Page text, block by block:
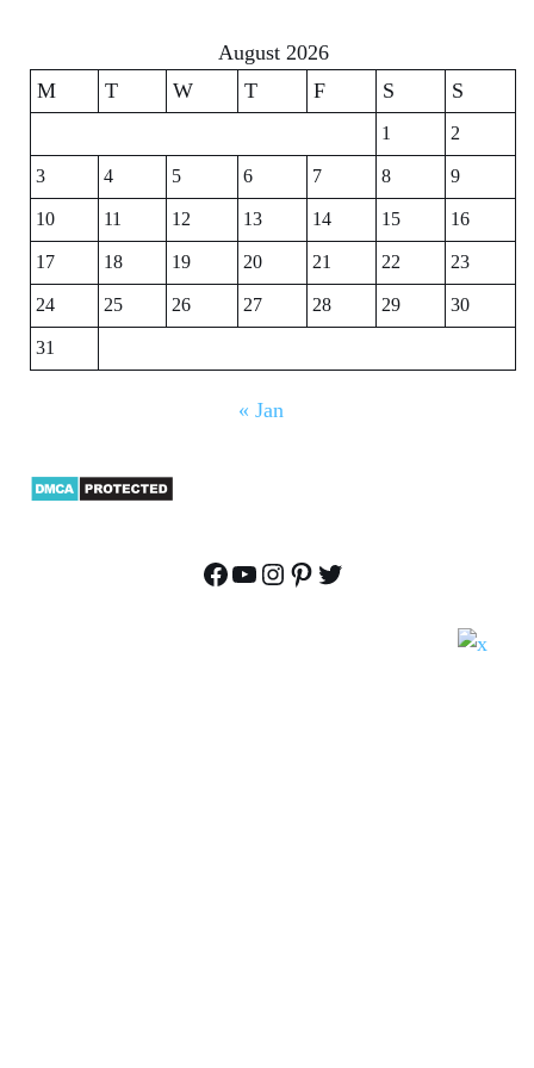
August 2026
M
T W T F S S
1
2
3
4 5 6 7 8
9
10
11 12 13 14 15
16
17
18 19 20 21 22
23
24
25 26 27 28 29
30
31
« Jan